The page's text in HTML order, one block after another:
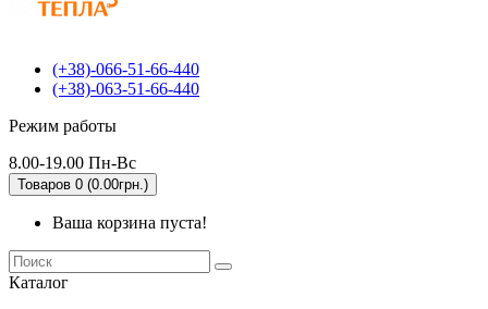
(+38)-066-51-66-440
(+38)-063-51-66-440
Режим работы
8.00-19.00 Пн-Вс
Товаров 0 (0.00грн.)
Ваша корзина пуста!
Каталог